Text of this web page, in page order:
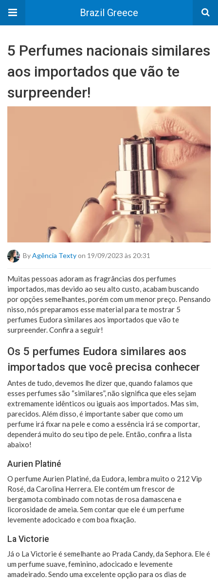
Brazil Greece
5 Perfumes nacionais similares
aos importados que vão te
surpreender!
By Agência Textyon 19/09/2023 às 20:31
Muitas pessoas adoram as fragrâncias dos perfumes
importados, mas devido ao seu alto custo, acabam buscando
por opções semelhantes, porém com um menor preço. Pensando
nisso, nós preparamos esse material para te mostrar 5
perfumes Eudora similares aos importados que vão te
surpreender. Confira a seguir!
Os 5 perfumes Eudora similares aos
importados que você precisa conhecer
Antes de tudo, devemos lhe dizer que, quando falamos que
esses perfumes são “similares”, não significa que eles sejam
extremamente idênticos ou iguais aos importados. Mas sim,
parecidos. Além disso, é importante saber que como um
perfume irá fixar na pele e como a essência irá se comportar,
dependerá muito do seu tipo de pele. Então, confira a lista
abaixo!
Aurien Platiné
O perfume Aurien Platiné, da Eudora, lembra muito o 212 Vip
Rosé, da Carolina Herrera. Ele contém um frescor de
bergamota combinado com notas de rosa damascena e
licorosidade de ameia. Sem contar que ele é um perfume
levemente adocicado e com boa fixação.
La Victorie
Já o La Victorie é semelhante ao Prada Candy, da Sephora. Ele é
um perfume suave, feminino, adocicado e levemente
amadeirado. Sendo uma excelente opção para os dias de